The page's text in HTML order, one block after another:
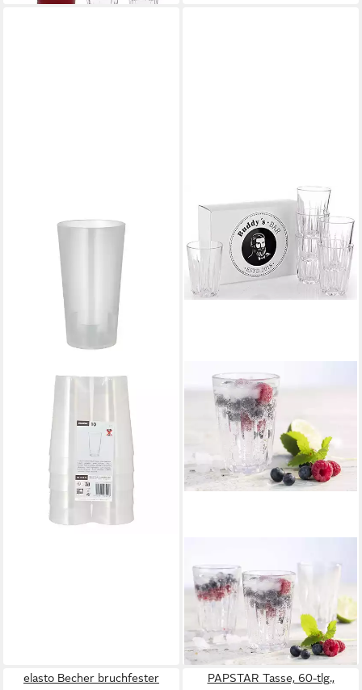
PAPSTAR
Mehrwegbecher Mehrweg-
Trinkbecher 0,3 l Ø 7 cm, 13
cm transluzent 10 Stk, PP
ab 11,34 €
lieferbar - in 5-6 Werktagen bei dir
Becher, 6-tlg., Kunststoff, 200
ml, 6-teilig
20,99 €
UVP34,99 €
-40%
lieferbar - in 3-4 Werktagen bei dir
elasto Becher bruchfester
PAPSTAR Tasse, 60-tlg.,